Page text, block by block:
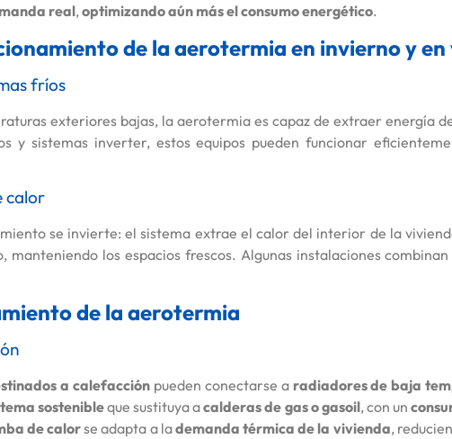
real,optimizando aún más el consumo energético.
de la aerotermia en invierno y
fríos
exteriores bajas, la aerotermia es capaz de extraer energía
y sistemas inverter, estos equipos pueden funcionar
calor
se invierte: el sistema extrae el calor del interior de la
manteniendo los espacios frescos. Algunas instalaciones
de la aerotermia
a calefacciónpueden conectarse a radiadores de baja
sostenibleque sustituya acalderas de gas o gasoil, con un
de calorse adapta a lademanda térmica de la vivienda,